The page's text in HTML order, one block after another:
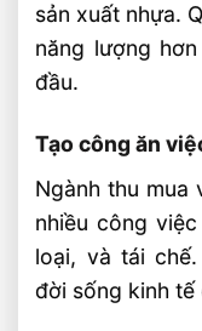
sản xuất nhựa.
năng lượng
đầu.
Tạo công ăn
Ngành thu mua
nhiều công
loại, và tái
đời sống kinh tế